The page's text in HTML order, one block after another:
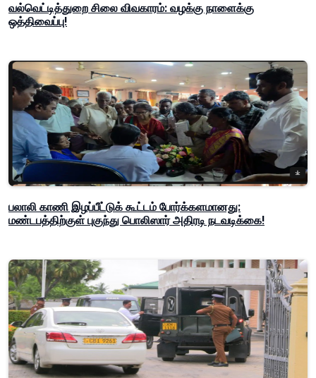
வல்வெட்டித்துறை சிலை விவகாரம்: வழக்கு நாளைக்கு
ஒத்திவைப்பு!
பலாலி காணி இழப்பீட்டுக் கூட்டம் போர்க்களமானது:
மண்டபத்திற்குள் புகுந்து பொலிஸார் அதிரடி நடவடிக்கை!